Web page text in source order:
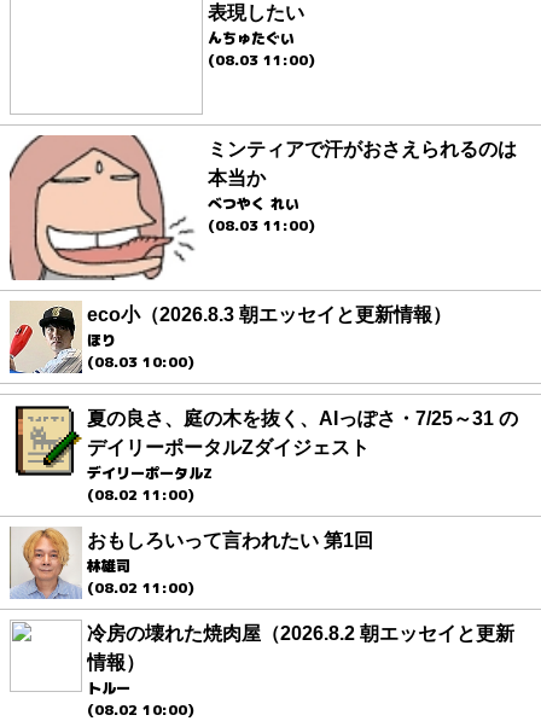
表現したい
んちゅたぐい
(08.03 11:00)
ミンティアで汗がおさえられるのは
本当か
べつやく れい
(08.03 11:00)
eco小（2026.8.3 朝エッセイと更新情報）
ほり
(08.03 10:00)
夏の良さ、庭の木を抜く、AIっぽさ・7/25～31 の
デイリーポータルZダイジェスト
デイリーポータルZ
(08.02 11:00)
おもしろいって言われたい 第1回
林雄司
(08.02 11:00)
冷房の壊れた焼肉屋（2026.8.2 朝エッセイと更新
情報）
トルー
(08.02 10:00)